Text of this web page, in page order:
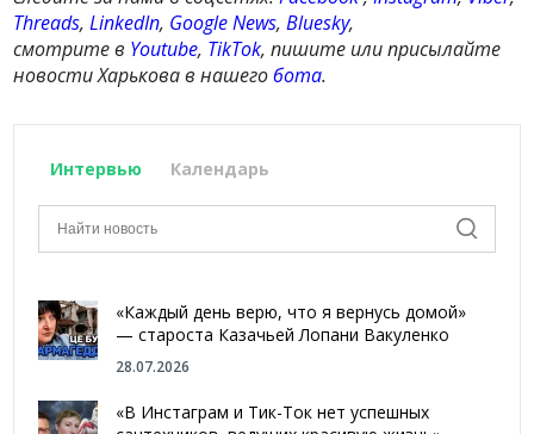
Threads,LinkedIn, Google News,Bluesky,
смотрите в Youtube, TikTok, пишите или присылайте
новости Харькова в нашегобота.
Интервью Календарь
«Каждый день верю, что я вернусь домой»
— староста Казачьей Лопани Вакуленко
28.07.2026
«В Инстаграм и Тик-Ток нет успешных